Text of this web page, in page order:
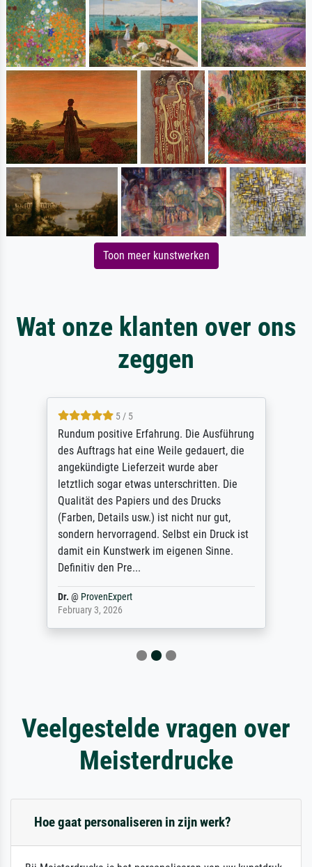
Toon meer kunstwerken
Wat onze klanten over ons
zeggen
5 / 5
Rundum positive Erfahrung. Die Ausführung
des Auftrags hat eine Weile gedauert, die
angekündigte Lieferzeit wurde aber
letztlich sogar etwas unterschritten. Die
Qualität des Papiers und des Drucks
(Farben, Details usw.) ist nicht nur gut,
sondern hervorragend. Selbst ein Druck ist
damit ein Kunstwerk im eigenen Sinne.
Definitiv den Pre...
Dr. @ ProvenExpert
February 3, 2026
Veelgestelde vragen over
Meisterdrucke
Hoe gaat personaliseren in zijn werk?